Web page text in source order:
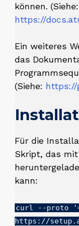
können. (Siehe:
https://
Ein weiteres
das
(Siehe: https://
Für die
Skript, das
kann:
curl --proto
https://